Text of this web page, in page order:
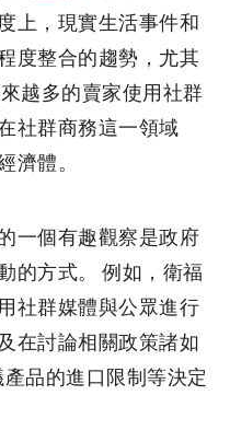
上，現實生活事件和
度整合的趨勢，尤其
越多的賣家使用社群
社群商務這一領域
濟體。
一個有趣觀察是政府
的方式。 例如，衛福
社群媒體與公眾進行
在討論相關政策諸如
品的進口限制等決定